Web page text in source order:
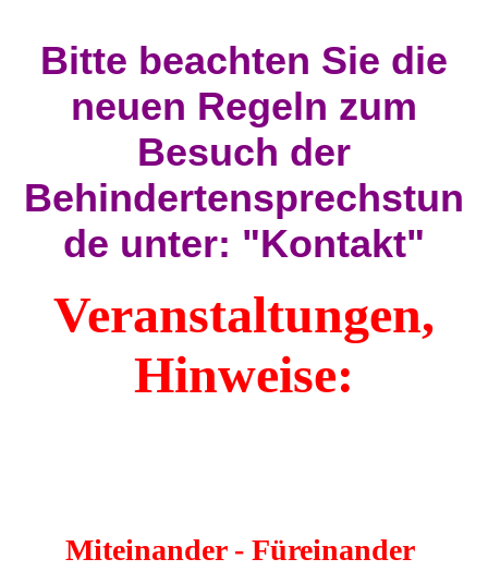
Bitte beachten Sie die
neuen Regeln zum
Besuch der
Behindertensprechstun
de unter: "Kontakt"
Veranstaltungen,
Hinweise:
Miteinander - Füreinander